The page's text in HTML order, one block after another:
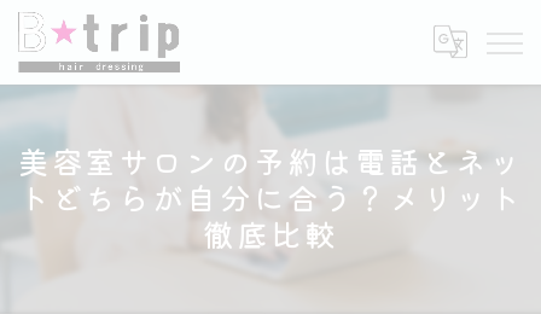
美容室サロンの予約は電話とネッ
トどちらが自分に合う？メリット
徹底比較